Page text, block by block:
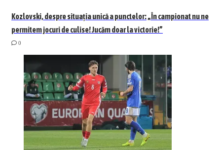
Kozlovski, despre situația unică a punctelor: „În campionat nu ne
permitem jocuri de culise! Jucăm doar la victorie!”
0